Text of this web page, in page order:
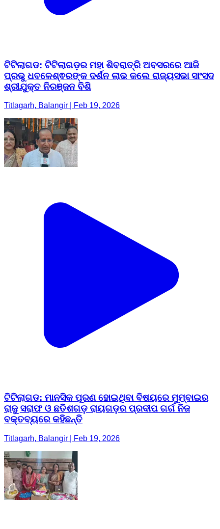
ଟିଟିଲାଗଡ: ଟିଟିଲାଗଡ଼ର ମହା ଶିବରାତ୍ରି ଅବସରରେ ଆଜି
ପ୍ରଭୁ ଧବଳେଶ୍ଵରଙ୍କ ଦର୍ଶନ ଲାଭ କଲେ ରାଜ୍ୟସଭା ସାଂସଦ
ଶ୍ରୀଯୁକ୍ତ ନିରଞ୍ଜନ ବିଶି
Titlagarh, Balangir | Feb 19, 2026
ଟିଟିଲାଗଡ: ମାନସିକ ପୂରଣ ହୋଇଥିବା ବିଷୟରେ ମୁମ୍ବାଇର
ରାଜୁ ସରାଫ ଓ ଛତିଶଗଡ଼ ରାୟଗଡ଼ର ପ୍ରଦୀପ ଗର୍ଗ ନିଜ
ବକ୍ତବ୍ୟରେ କହିଛନ୍ତି
Titlagarh, Balangir | Feb 19, 2026